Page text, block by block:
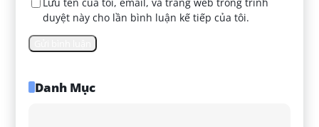
duyệt này cho lần bình luận kế tiếp của tôi.
Danh Mục